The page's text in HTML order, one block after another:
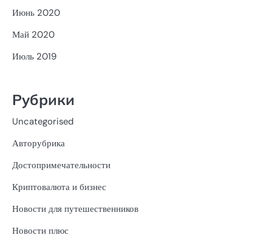
Июнь 2020
Май 2020
Июль 2019
Рубрики
Uncategorised
Авторубрика
Достопримечательности
Криптовалюта и бизнес
Новости для путешественников
Новости плюс